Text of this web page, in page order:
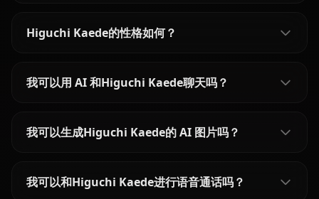
Higuchi Kaede的性格如何？
我可以用 AI 和Higuchi Kaede聊天吗？
我可以生成Higuchi Kaede的 AI 图片吗？
我可以和Higuchi Kaede进行语音通话吗？